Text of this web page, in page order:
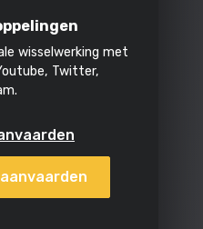
wisselwerking met
Twitter,